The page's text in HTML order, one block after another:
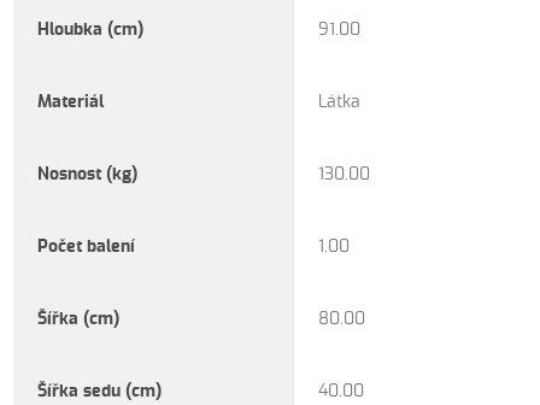
Hloubka (cm) 91.00
Materiál Látka
Nosnost (kg) 130.00
Počet balení 1.00
Šířka (cm) 80.00
Šířka sedu (cm) 40.00